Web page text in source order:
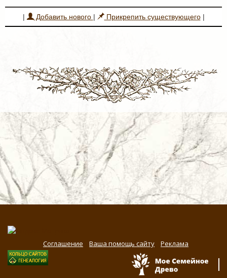
| Добавить нового | Прикрепить существующего|
Соглашение Ваша помощь сайту Реклама